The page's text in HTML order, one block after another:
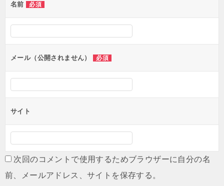
ー
シ
ン
名前 必須
メール（公開されません） 必須
サイト
次回のコメントで使用するためブラウザーに自分の名
前、メールアドレス、サイトを保存する。